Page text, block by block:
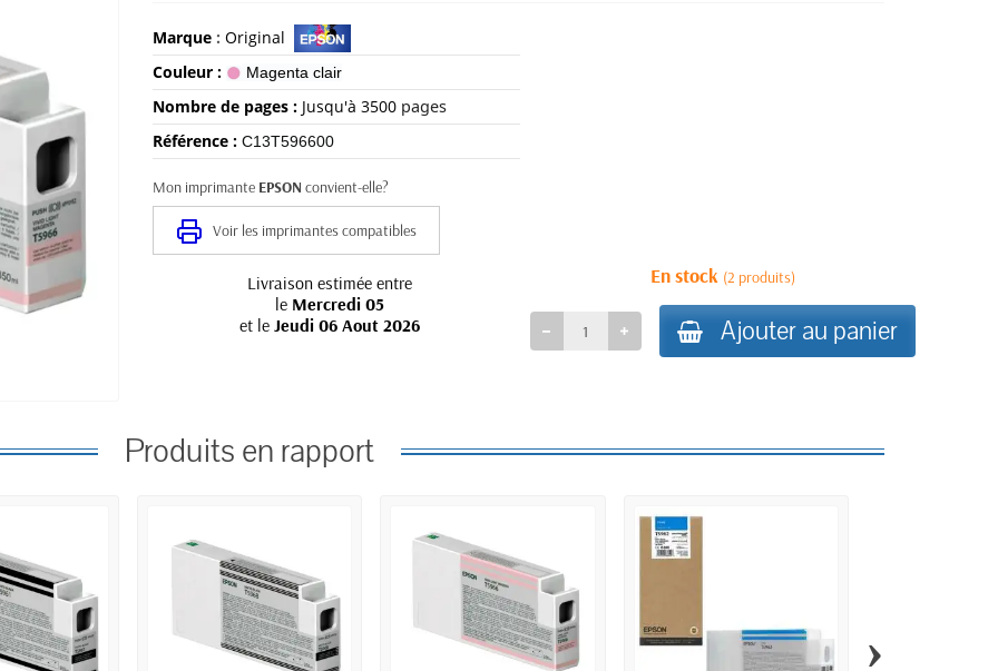
Marque : Original
Couleur :
Magenta clair
Nombre de pages : Jusqu'à 3500 pages
Référence : C13T596600
Mon imprimante EPSON convient-elle?
Voir les imprimantes compatibles
Livraison estimée entre
le Mercredi 05
et leJeudi 06 Aout 2026
En stock (2 produits)
Ajouter au panier
Produits en rapport
›